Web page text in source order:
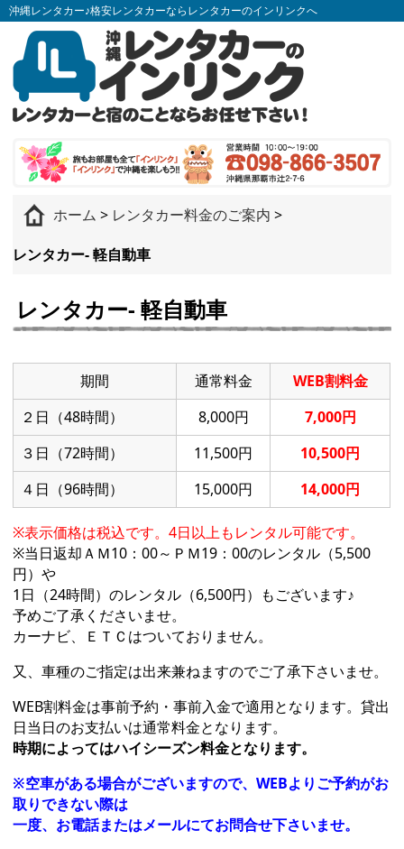
沖縄レンタカー♪格安レンタカーならレンタカーのインリンクへ
ホーム > レンタカー料金のご案内 >
レンタカー- 軽自動車
レンタカー- 軽自動車
期間 通常料金
WEB割料金
２日（48時間）
8,000円
7,000円
３日（72時間）
11,500円
10,500円
４日（96時間）
15,000円 14,000円
※表示価格は税込です。4日以上もレンタル可能です。
※当日返却ＡＭ10：00～ＰＭ19：00のレンタル（5,500
円）や
1日（24時間）のレンタル（6,500円）もございます♪
予めご了承くださいませ。
カーナビ、ＥＴＣはついておりません。
又、車種のご指定は出来兼ねますのでご了承下さいませ。
WEB割料金は事前予約・事前入金で適用となります。貸出
日当日のお支払いは通常料金となります。
時期によってはハイシーズン料金となります。
※空車がある場合がございますので、WEBよりご予約がお
取りできない際は
一度、お電話またはメールにてお問合せ下さいませ。